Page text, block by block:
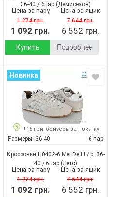
36-40 / 6пар (Демисезон)
Цена за пару
1 274 грн.
1 092 грн.
Цена за ящик
7 644 грн.
6 552 грн.
Купить Подробнее
Новинка
+15 грн. бонусов за покупку
Размеры: 36-40 6 пар
Кроссовки H0402-6 Mei De Li / p. 36-
40 / 6пар (Лето)
Цена за пару
1 274 грн.
1 092 грн.
Цена за ящик
7 644 грн.
6 552 грн.